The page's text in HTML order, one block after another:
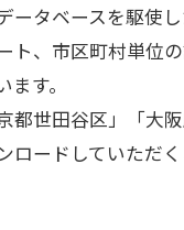
ータベースを駆使
ト、市区町村単位
す。
都世田谷区」「大
ロードしていただ